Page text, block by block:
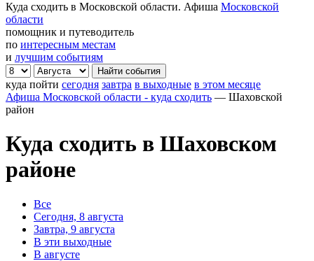
Куда сходить в Московской области. Афиша Московской
области
помощник и путеводитель
по интересным местам
и лучшим событиям
куда пойти сегодня завтра в выходные в этом месяце
Афиша Московской области - куда сходить — Шаховской
район
Куда сходить в Шаховском
районе
Все
Сегодня, 8 августа
Завтра, 9 августа
В эти выходные
В августе